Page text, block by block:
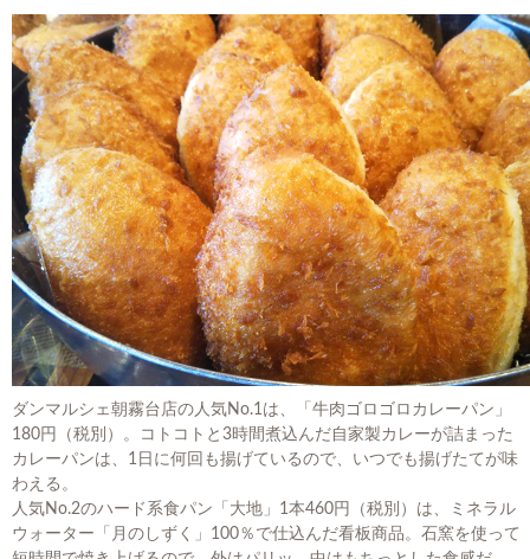
ダンマルシェ朝霧台店の人気No.1は、「牛肉ゴロゴロカレーパン」
180円（税別）。コトコトと3時間煮込んだ自家製カレーが詰まった
カレーパンは、1日に何回も揚げているので、いつでも揚げたてが味
わえる。
人気No.2のハード系食パン「大地」1本460円（税別）は、ミネラル
ウォーター「月のしずく」100％で仕込んだ看板商品。石窯を使って